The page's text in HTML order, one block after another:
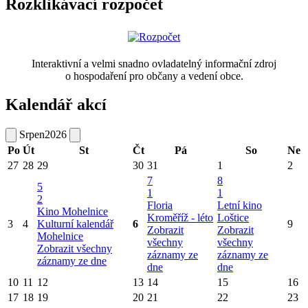
Rozklikávací rozpočet
Interaktivní a velmi snadno ovladatelný informační zdroj
o hospodaření pro občany a vedení obce.
Kalendář akcí
Srpen2026
Po Út St Čt Pá So
Ne
27 28 29 30 31 1 2
3 4
5
2
Kino Mohelnice
Kulturní kalendář
Mohelnice
Zobrazit všechny
záznamy ze dne
6
7
1
Floria
Kroměříž - léto
Zobrazit
všechny
záznamy ze
dne
8
1
Letní kino
Loštice
Zobrazit
všechny
záznamy ze
dne
9
10 11 12 13 14 15
16
17 18 19 20 21 22
23